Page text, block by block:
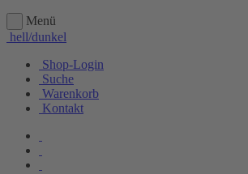
Menü
hell/dunkel
Shop-Login
Suche
Warenkorb
Kontakt